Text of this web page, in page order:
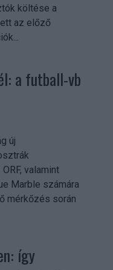
költése a
az előző
a futball-vb
új
valamint
Marble számára
mérkőzés során
így